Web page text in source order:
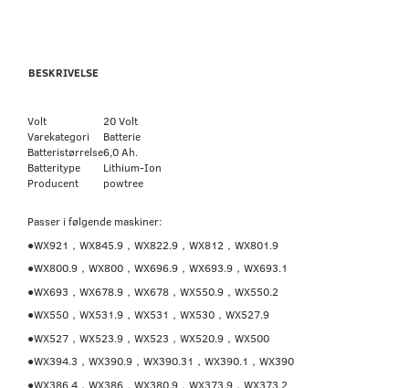
BESKRIVELSE
Volt
20 Volt
Varekategori
Batterie
Batteristørrelse6,0 Ah.
Batteritype
Lithium-Ion
Producent
powtree
Passer i følgende maskiner:
●WX921，WX845.9，WX822.9，WX812，WX801.9
●WX800.9，WX800，WX696.9，WX693.9，WX693.1
●WX693，WX678.9，WX678，WX550.9，WX550.2
●WX550，WX531.9，WX531，WX530，WX527.9
●WX527，WX523.9，WX523，WX520.9，WX500
●WX394.3，WX390.9，WX390.31，WX390.1，WX390
●WX386.4，WX386，WX380.9，WX373.9，WX373.2